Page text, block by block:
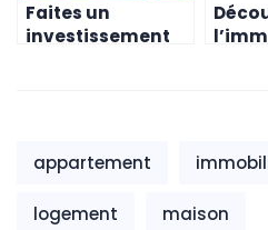
Faites un
investissement
maison
appartement
logement maison